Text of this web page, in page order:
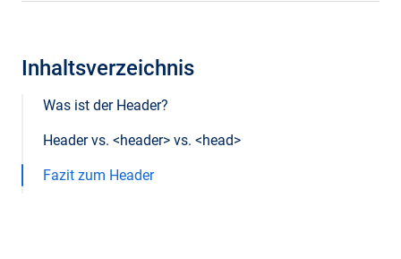
Inhaltsverzeichnis
Was ist der Header?
Header vs. <header> vs. <head>
Fazit zum Header